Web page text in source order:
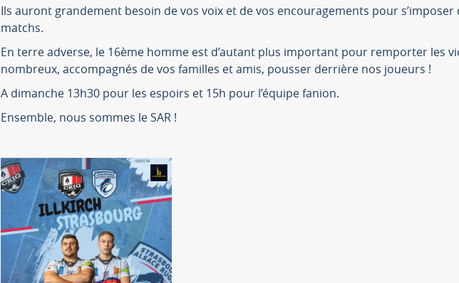
Ils auront grandement besoin de vos voix et de vos encouragements pour s’imposer
matchs.
En terre adverse, le 16ème homme est d’autant plus important pour remporter les
nombreux, accompagnés de vos familles et amis, pousser derrière nos joueurs !
A dimanche 13h30 pour les espoirs et 15h pour l’équipe fanion.
Ensemble, nous sommes le SAR !